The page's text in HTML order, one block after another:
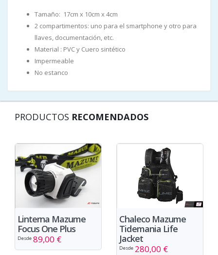
Tamaño: 17cm x 10cm x 4cm
2 compartimentos: uno para el smartphone y otro para
llaves, documentación, etc.
Material : PVC y Cuero sintético
Impermeable
No estanco
PRODUCTOS RECOMENDADOS
Linterna Mazume
Focus One Plus
Desde 89,00 €
Chaleco Mazume
Tidemania Life
Jacket
Desde 280,00 €